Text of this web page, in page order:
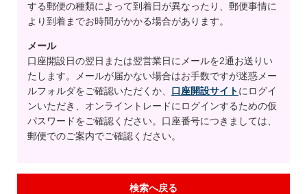
する郵便の種類によって到着日が異なったり、郵便事情に
より到着までお時間がかかる場合があります。
メール
口座開設日の翌日または翌営業日にメールを2通お送りい
たします。メールが届かない場合はお手数ですが迷惑メー
ルフォルダをご確認いただくか、 口座開設サイトにログイ
ンいただき、オンライントレードにログインするための仮
パスワードをご確認ください。口座番号につきましては、
郵便でのご案内でご確認ください。
検索へ戻る